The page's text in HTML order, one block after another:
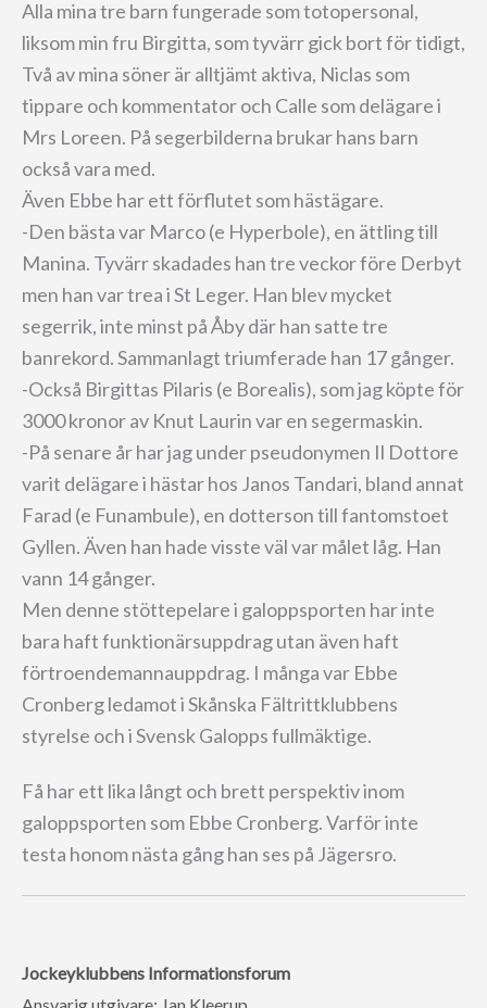
Alla mina tre barn fungerade som totopersonal,
liksom min fru Birgitta, som tyvärr gick bort för tidigt,
Två av mina söner är alltjämt aktiva, Niclas som
tippare och kommentator och Calle som delägare i
Mrs Loreen. På segerbilderna brukar hans barn
också vara med.
Även Ebbe har ett förflutet som hästägare.
-Den bästa var Marco (e Hyperbole), en ättling till
Manina. Tyvärr skadades han tre veckor före Derbyt
men han var trea i St Leger. Han blev mycket
segerrik, inte minst på Åby där han satte tre
banrekord. Sammanlagt triumferade han 17 gånger.
-Också Birgittas Pilaris (e Borealis), som jag köpte för
3000 kronor av Knut Laurin var en segermaskin.
-På senare år har jag under pseudonymen Il Dottore
varit delägare i hästar hos Janos Tandari, bland annat
Farad (e Funambule), en dotterson till fantomstoet
Gyllen. Även han hade visste väl var målet låg. Han
vann 14 gånger.
Men denne stöttepelare i galoppsporten har inte
bara haft funktionärsuppdrag utan även haft
förtroendemannauppdrag. I många var Ebbe
Cronberg ledamot i Skånska Fältrittklubbens
styrelse och i Svensk Galopps fullmäktige.
Få har ett lika långt och brett perspektiv inom
galoppsporten som Ebbe Cronberg. Varför inte
testa honom nästa gång han ses på Jägersro.
Jockeyklubbens Informationsforum
Ansvarig utgivare: Jan Kleerup